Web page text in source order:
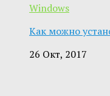
Windows
Как можно
26 Окт, 2017